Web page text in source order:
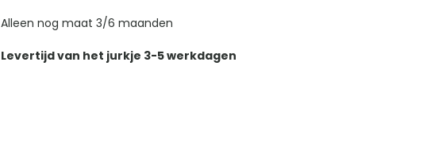
Alleen nog maat 3/6 maanden
Levertijd van het jurkje 3-5 werkdagen